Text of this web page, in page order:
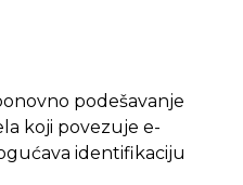
podešavanje
koji povezuje e-
identifikaciju